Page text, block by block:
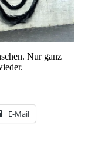
Nur ganz
E-Mail